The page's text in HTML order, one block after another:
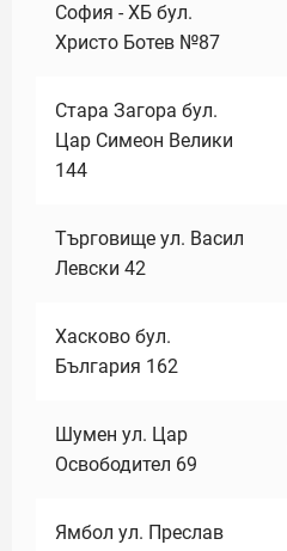
София - ХБ бул.
Христо Ботев №87
Стара Загора бул.
Цар Симеон Велики
144
Търговище ул. Васил
Левски 42
Хасково бул.
България 162
Шумен ул. Цар
Освободител 69
Ямбол ул. Преслав